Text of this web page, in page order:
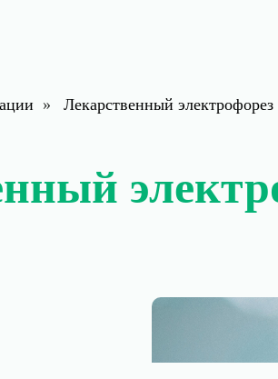
» Лекарственный электрофорез